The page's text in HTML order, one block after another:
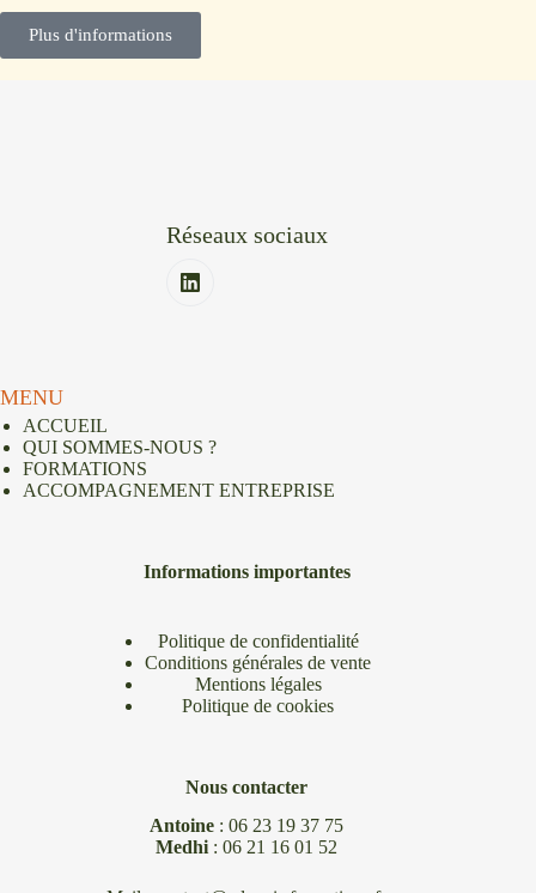
Plus d'informations
Réseaux sociaux
MENU
ACCUEIL
QUI SOMMES-NOUS ?
FORMATIONS
ACCOMPAGNEMENT ENTREPRISE
Informations importantes
Politique de confidentialité
Conditions générales de vente
Mentions légales
Politique de cookies
Nous contacter
Antoine :06 23 19 37 75
Medhi :06 21 16 01 52